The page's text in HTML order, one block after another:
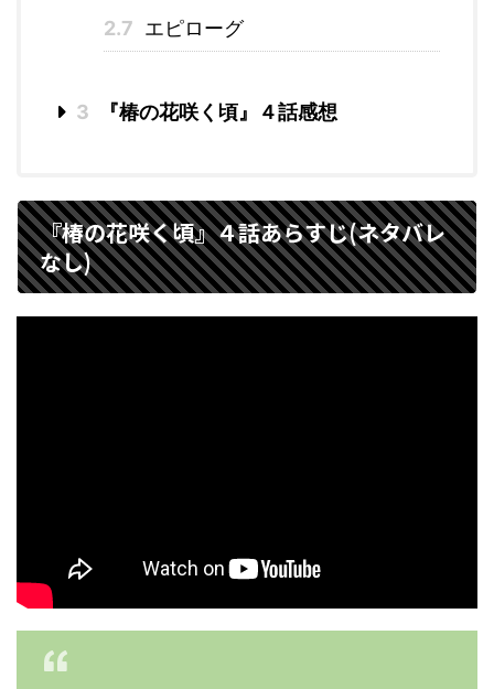
2.7 エピローグ
3 『椿の花咲く頃』４話感想
『椿の花咲く頃』４話あらすじ(ネタバレ
なし)